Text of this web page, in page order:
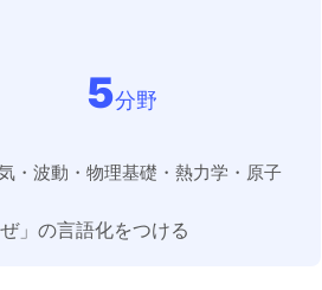
5分野
・波動・物理基礎・熱力学・原子
」の言語化をつける